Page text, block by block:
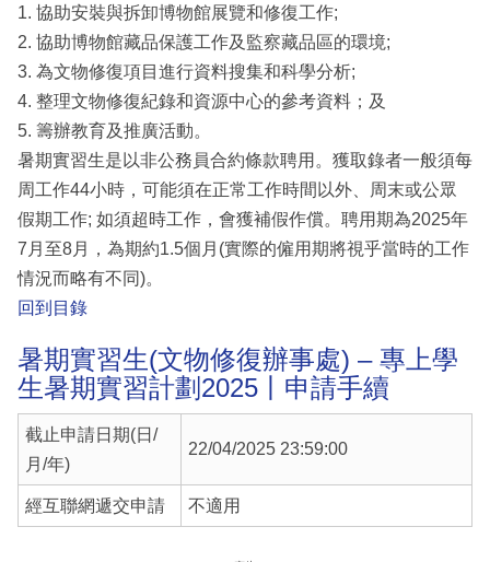
1. 協助安裝與拆卸博物館展覽和修復工作;
2. 協助博物館藏品保護工作及監察藏品區的環境;
3. 為文物修復項目進行資料搜集和科學分析;
4. 整理文物修復紀錄和資源中心的參考資料；及
5. 籌辦教育及推廣活動。
暑期實習生是以非公務員合約條款聘用。獲取錄者一般須每
周工作44小時，可能須在正常工作時間以外、周末或公眾
假期工作; 如須超時工作，會獲補假作償。聘用期為2025年
7月至8月，為期約1.5個月(實際的僱用期將視乎當時的工作
情況而略有不同)。
回到目錄
暑期實習生(文物修復辦事處) – 專上學
生暑期實習計劃2025丨申請手續
截止申請日期(日/
月/年)
22/04/2025 23:59:00
經互聯網遞交申請 不適用